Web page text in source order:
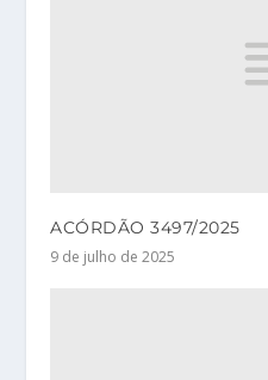
ACÓRDÃO 3497/2025
9 de julho de 2025